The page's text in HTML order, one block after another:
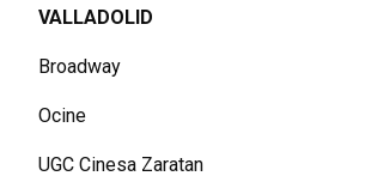
VALLADOLID
Broadway
Ocine
UGC Cinesa Zaratan